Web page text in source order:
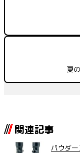
夏
関連記事
パウダ